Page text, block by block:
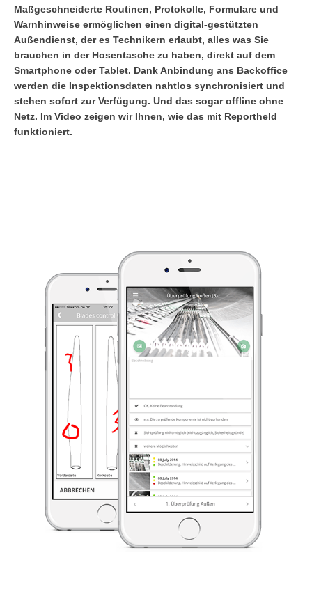
Maßgeschneiderte Routinen, Protokolle, Formulare und
Warnhinweise ermöglichen einen digital-gestützten
Außendienst, der es Technikern erlaubt, alles was Sie
brauchen in der Hosentasche zu haben, direkt auf dem
Smartphone oder Tablet. Dank Anbindung ans Backoffice
werden die Inspektionsdaten nahtlos synchronisiert und
stehen sofort zur Verfügung. Und das sogar offline ohne
Netz. Im Video zeigen wir Ihnen, wie das mit Reportheld
funktioniert.